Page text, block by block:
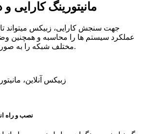
مانیتورینگ
جهت سنجش کارایی، زبیکس میتواند
عملکرد سیستم ها را محاسبه و همچنین
مختلف شبکه را به صورت بلادرنگ مانیتور کند.
زبیکس آنلاین،
نصب و راه